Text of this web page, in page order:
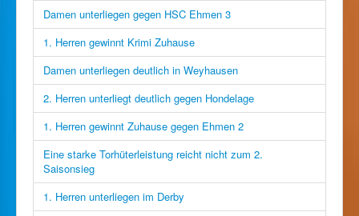
Damen unterliegen gegen HSC Ehmen 3
1. Herren gewinnt Krimi Zuhause
Damen unterliegen deutlich in Weyhausen
2. Herren unterliegt deutlich gegen Hondelage
1. Herren gewinnt Zuhause gegen Ehmen 2
Eine starke Torhüterleistung reicht nicht zum 2.
Saisonsieg
1. Herren unterliegen im Derby